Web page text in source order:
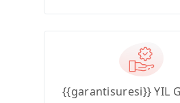
{{garantisuresi}} YIL